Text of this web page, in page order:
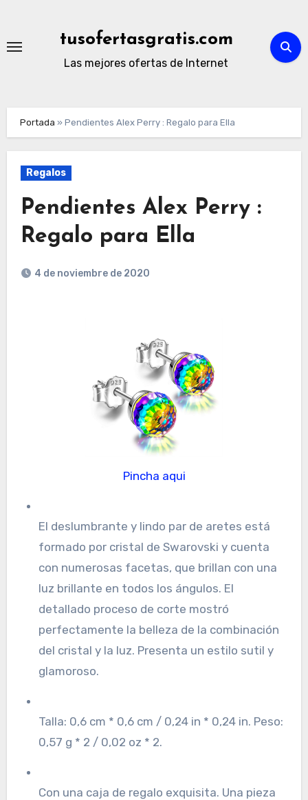
contenido
tusofertasgratis.com
Las mejores ofertas de Internet
Portada »Pendientes Alex Perry : Regalo para Ella
Regalos
Pendientes Alex Perry :
Regalo para Ella
4 de noviembre de 2020
Pincha aqui
El deslumbrante y lindo par de aretes está
formado por cristal de Swarovski y cuenta
con numerosas facetas, que brillan con una
luz brillante en todos los ángulos. El
detallado proceso de corte mostró
perfectamente la belleza de la combinación
del cristal y la luz. Presenta un estilo sutil y
glamoroso.
Talla: 0,6 cm * 0,6 cm / 0,24 in * 0,24 in. Peso:
0,57 g * 2 / 0,02 oz * 2.
Con una caja de regalo exquisita. Una pieza